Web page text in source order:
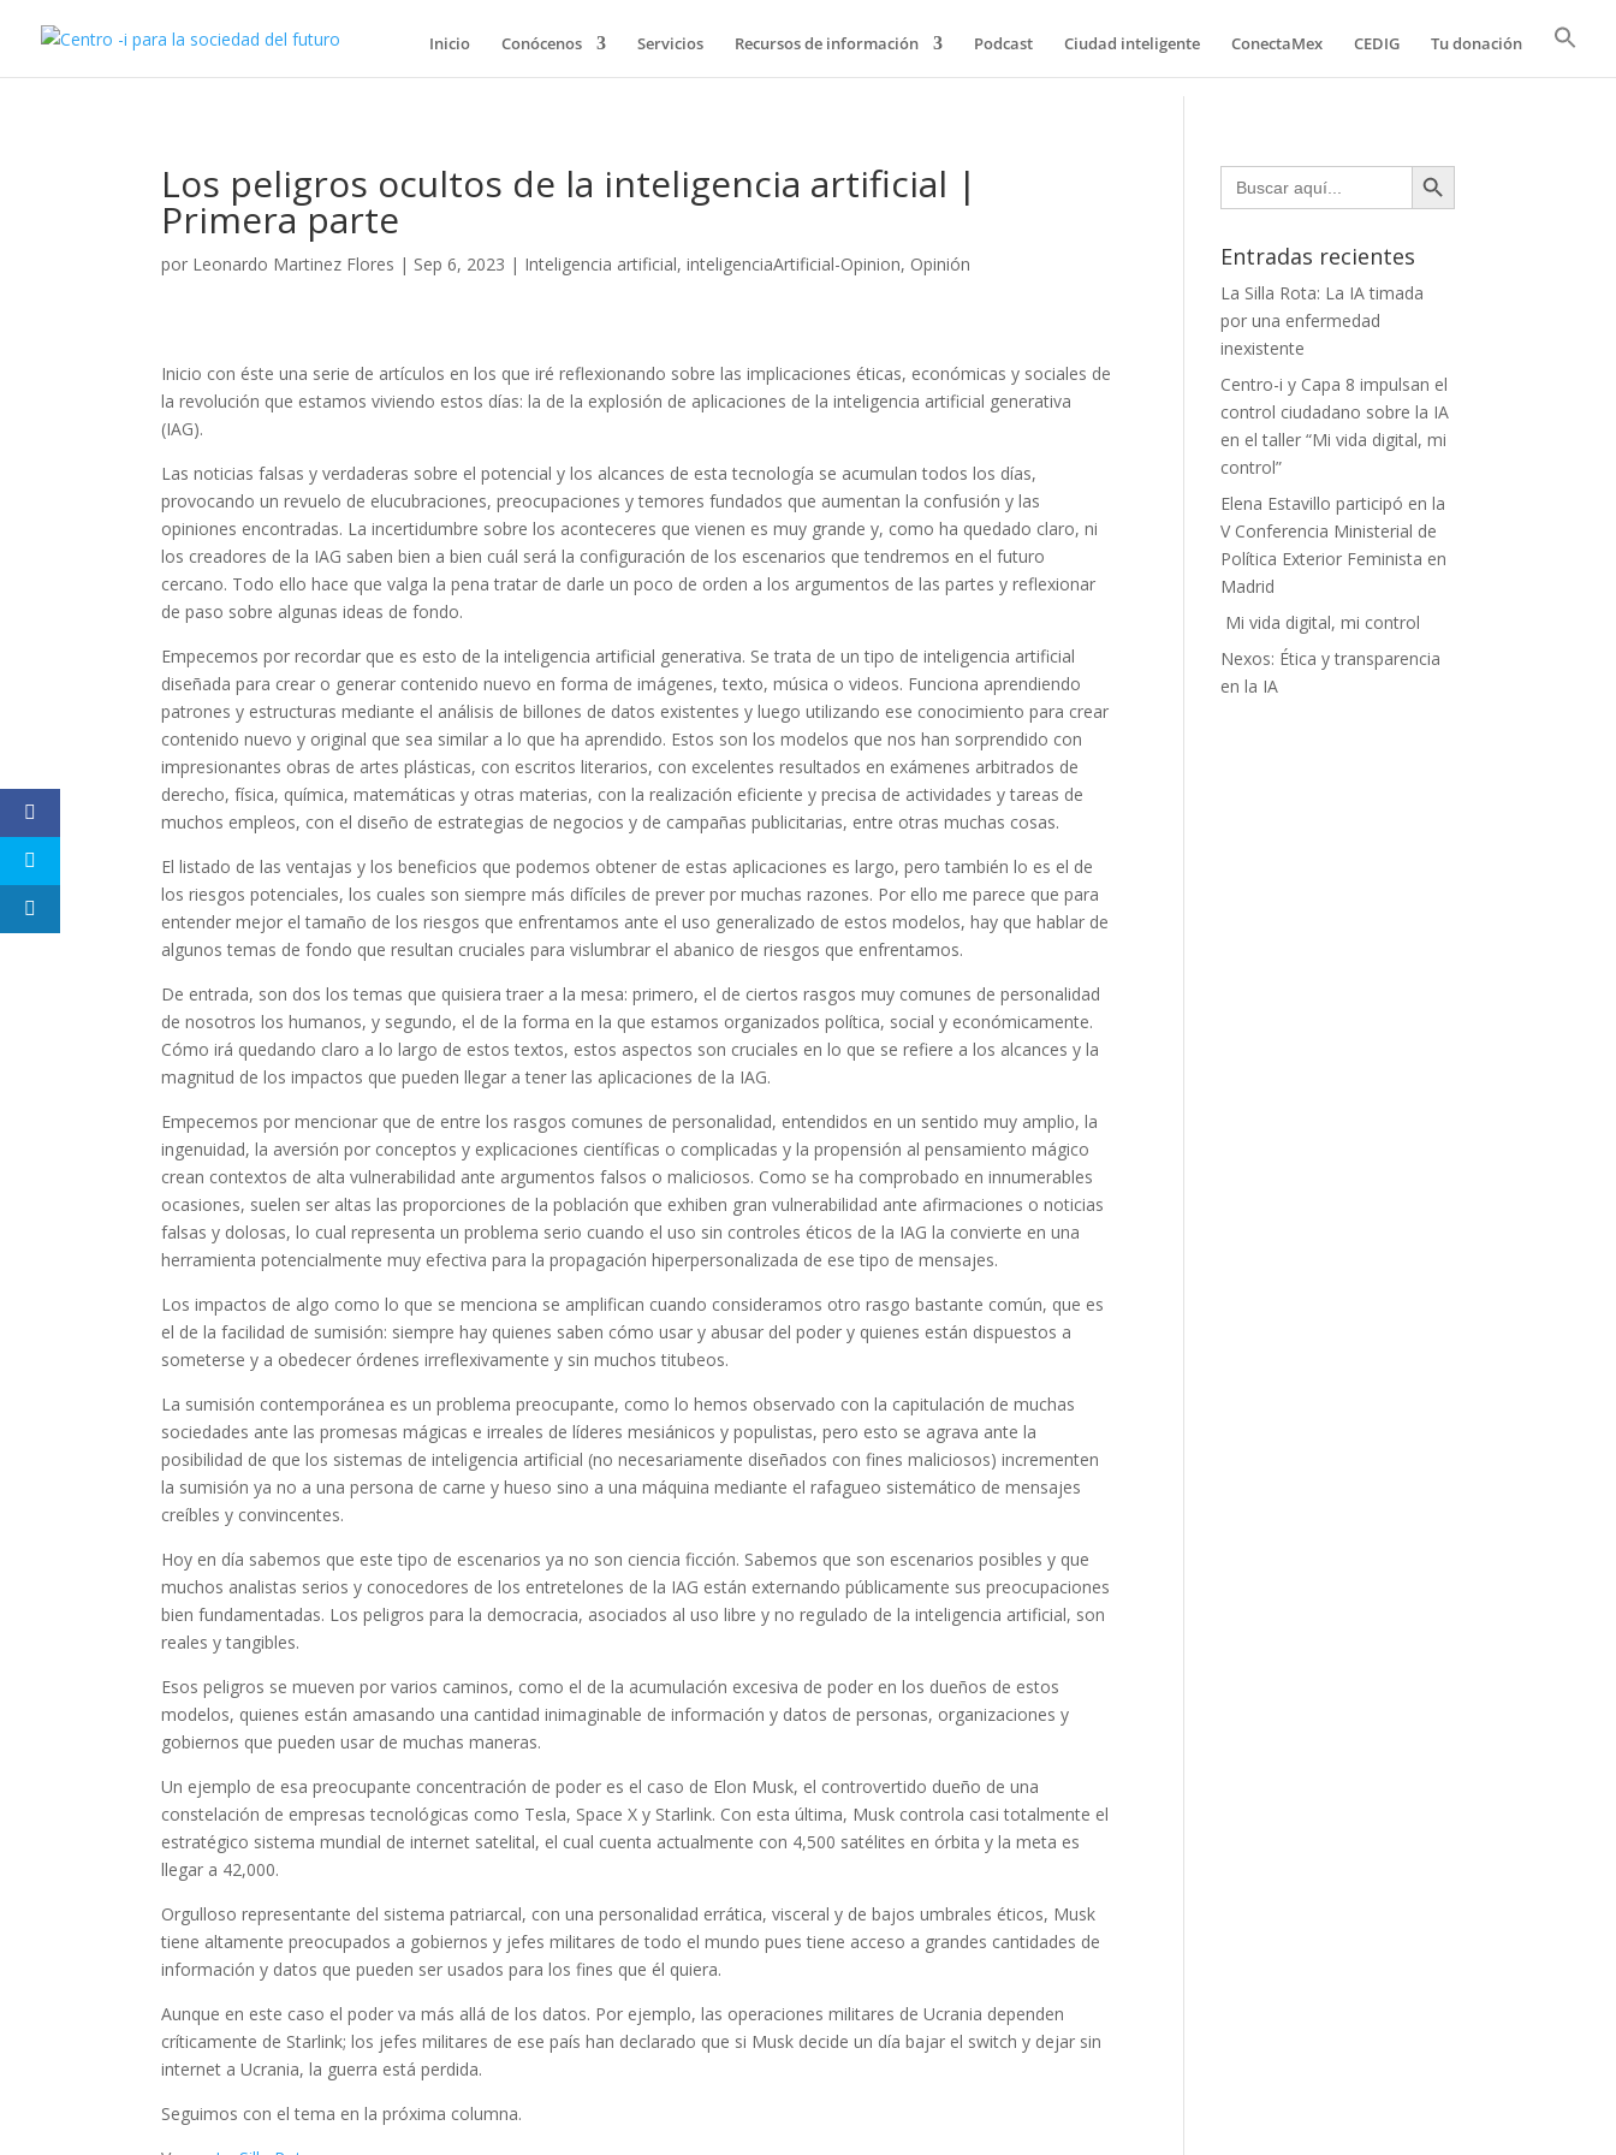
Inicio Conócenos Servicios Recursos de información Podcast Ciudad inteligente ConectaMex CEDIG Tu donación
Los peligros ocultos de la inteligencia artificial |
Primera parte
por Leonardo Martinez Flores | Sep 6, 2023 | Inteligencia artificial,inteligenciaArtificial-Opinion, Opinión
Inicio con éste una serie de artículos en los que iré reflexionando sobre las implicaciones éticas, económicas y sociales de
la revolución que estamos viviendo estos días: la de la explosión de aplicaciones de la inteligencia artificial generativa
(IAG).
Las noticias falsas y verdaderas sobre el potencial y los alcances de esta tecnología se acumulan todos los días,
provocando un revuelo de elucubraciones, preocupaciones y temores fundados que aumentan la confusión y las
opiniones encontradas. La incertidumbre sobre los aconteceres que vienen es muy grande y, como ha quedado claro, ni
los creadores de la IAG saben bien a bien cuál será la configuración de los escenarios que tendremos en el futuro
cercano. Todo ello hace que valga la pena tratar de darle un poco de orden a los argumentos de las partes y reflexionar
de paso sobre algunas ideas de fondo.
Empecemos por recordar que es esto de la inteligencia artificial generativa. Se trata de un tipo de inteligencia artificial
diseñada para crear o generar contenido nuevo en forma de imágenes, texto, música o videos. Funciona aprendiendo
patrones y estructuras mediante el análisis de billones de datos existentes y luego utilizando ese conocimiento para crear
contenido nuevo y original que sea similar a lo que ha aprendido. Estos son los modelos que nos han sorprendido con
impresionantes obras de artes plásticas, con escritos literarios, con excelentes resultados en exámenes arbitrados de
derecho, física, química, matemáticas y otras materias, con la realización eficiente y precisa de actividades y tareas de
muchos empleos, con el diseño de estrategias de negocios y de campañas publicitarias, entre otras muchas cosas.
El listado de las ventajas y los beneficios que podemos obtener de estas aplicaciones es largo, pero también lo es el de
los riesgos potenciales, los cuales son siempre más difíciles de prever por muchas razones. Por ello me parece que para
entender mejor el tamaño de los riesgos que enfrentamos ante el uso generalizado de estos modelos, hay que hablar de
algunos temas de fondo que resultan cruciales para vislumbrar el abanico de riesgos que enfrentamos.
De entrada, son dos los temas que quisiera traer a la mesa: primero, el de ciertos rasgos muy comunes de personalidad
de nosotros los humanos, y segundo, el de la forma en la que estamos organizados política, social y económicamente.
Cómo irá quedando claro a lo largo de estos textos, estos aspectos son cruciales en lo que se refiere a los alcances y la
magnitud de los impactos que pueden llegar a tener las aplicaciones de la IAG.
Empecemos por mencionar que de entre los rasgos comunes de personalidad, entendidos en un sentido muy amplio, la
ingenuidad, la aversión por conceptos y explicaciones científicas o complicadas y la propensión al pensamiento mágico
crean contextos de alta vulnerabilidad ante argumentos falsos o maliciosos. Como se ha comprobado en innumerables
ocasiones, suelen ser altas las proporciones de la población que exhiben gran vulnerabilidad ante afirmaciones o noticias
falsas y dolosas, lo cual representa un problema serio cuando el uso sin controles éticos de la IAG la convierte en una
herramienta potencialmente muy efectiva para la propagación hiperpersonalizada de ese tipo de mensajes.
Los impactos de algo como lo que se menciona se amplifican cuando consideramos otro rasgo bastante común, que es
el de la facilidad de sumisión: siempre hay quienes saben cómo usar y abusar del poder y quienes están dispuestos a
someterse y a obedecer órdenes irreflexivamente y sin muchos titubeos.
La sumisión contemporánea es un problema preocupante, como lo hemos observado con la capitulación de muchas
sociedades ante las promesas mágicas e irreales de líderes mesiánicos y populistas, pero esto se agrava ante la
posibilidad de que los sistemas de inteligencia artificial (no necesariamente diseñados con fines maliciosos) incrementen
la sumisión ya no a una persona de carne y hueso sino a una máquina mediante el rafagueo sistemático de mensajes
creíbles y convincentes.
Hoy en día sabemos que este tipo de escenarios ya no son ciencia ficción. Sabemos que son escenarios posibles y que
muchos analistas serios y conocedores de los entretelones de la IAG están externando públicamente sus preocupaciones
bien fundamentadas. Los peligros para la democracia, asociados al uso libre y no regulado de la inteligencia artificial, son
reales y tangibles.
Esos peligros se mueven por varios caminos, como el de la acumulación excesiva de poder en los dueños de estos
modelos, quienes están amasando una cantidad inimaginable de información y datos de personas, organizaciones y
gobiernos que pueden usar de muchas maneras.
Un ejemplo de esa preocupante concentración de poder es el caso de Elon Musk, el controvertido dueño de una
constelación de empresas tecnológicas como Tesla, Space X y Starlink. Con esta última, Musk controla casi totalmente el
estratégico sistema mundial de internet satelital, el cual cuenta actualmente con 4,500 satélites en órbita y la meta es
llegar a 42,000.
Orgulloso representante del sistema patriarcal, con una personalidad errática, visceral y de bajos umbrales éticos, Musk
tiene altamente preocupados a gobiernos y jefes militares de todo el mundo pues tiene acceso a grandes cantidades de
información y datos que pueden ser usados para los fines que él quiera.
Aunque en este caso el poder va más allá de los datos. Por ejemplo, las operaciones militares de Ucrania dependen
críticamente de Starlink; los jefes militares de ese país han declarado que si Musk decide un día bajar el switch y dejar sin
internet a Ucrania, la guerra está perdida.
Seguimos con el tema en la próxima columna.
Buscar: Botón de búsqueda
Entradas recientes
La Silla Rota: La IA timada
por una enfermedad
inexistente
Centro-i y Capa 8 impulsan el
control ciudadano sobre la IA
en el taller “Mi vida digital, mi
control”
Elena Estavillo participó en la
V Conferencia Ministerial de
Política Exterior Feminista en
Madrid
Mi vida digital, mi control
Nexos: Ética y transparencia
en la IA